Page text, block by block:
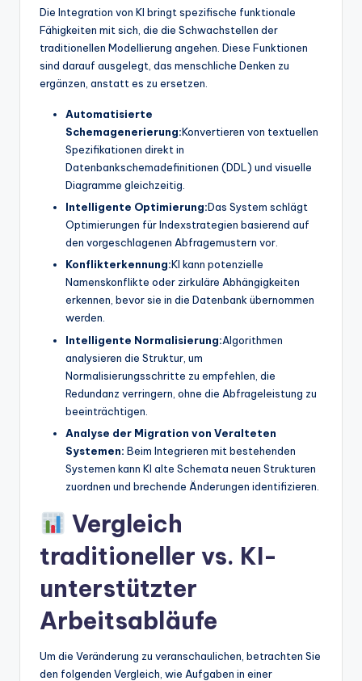
Die Integration von KI bringt spezifische funktionale
Fähigkeiten mit sich, die die Schwachstellen der
traditionellen Modellierung angehen. Diese Funktionen
sind darauf ausgelegt, das menschliche Denken zu
ergänzen, anstatt es zu ersetzen.
Automatisierte
Schemagenerierung:Konvertieren von textuellen
Spezifikationen direkt in
Datenbankschemadefinitionen (DDL) und visuelle
Diagramme gleichzeitig.
Intelligente Optimierung:Das System schlägt
Optimierungen für Indexstrategien basierend auf
den vorgeschlagenen Abfragemustern vor.
Konflikterkennung:KI kann potenzielle
Namenskonflikte oder zirkuläre Abhängigkeiten
erkennen, bevor sie in die Datenbank übernommen
werden.
Intelligente Normalisierung:Algorithmen
analysieren die Struktur, um
Normalisierungsschritte zu empfehlen, die
Redundanz verringern, ohne die Abfrageleistung zu
beeinträchtigen.
Analyse der Migration von Veralteten
Systemen: Beim Integrieren mit bestehenden
Systemen kann KI alte Schemata neuen Strukturen
zuordnen und brechende Änderungen identifizieren.
Vergleich
traditioneller vs. KI-
unterstützter
Arbeitsabläufe
Um die Veränderung zu veranschaulichen, betrachten Sie
den folgenden Vergleich, wie Aufgaben in einer